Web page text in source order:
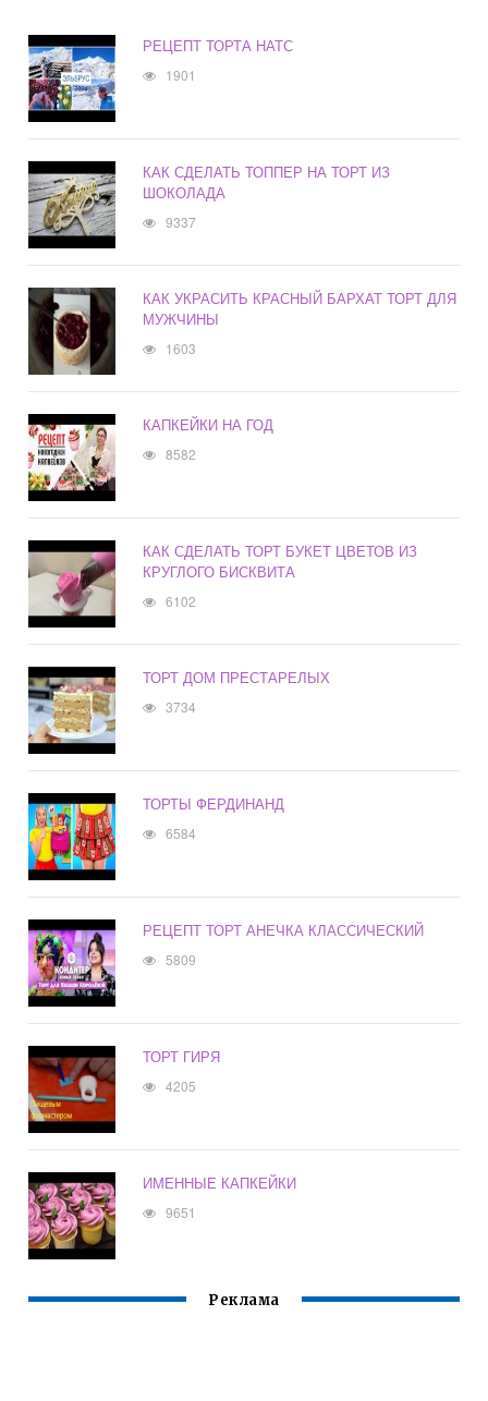
РЕЦЕПТ ТОРТА НАТС
1901
КАК СДЕЛАТЬ ТОППЕР НА ТОРТ ИЗ
ШОКОЛАДА
9337
КАК УКРАСИТЬ КРАСНЫЙ БАРХАТ ТОРТ ДЛЯ
МУЖЧИНЫ
1603
КАПКЕЙКИ НА ГОД
8582
КАК СДЕЛАТЬ ТОРТ БУКЕТ ЦВЕТОВ ИЗ
КРУГЛОГО БИСКВИТА
6102
ТОРТ ДОМ ПРЕСТАРЕЛЫХ
3734
ТОРТЫ ФЕРДИНАНД
6584
РЕЦЕПТ ТОРТ АНЕЧКА КЛАССИЧЕСКИЙ
5809
ТОРТ ГИРЯ
4205
ИМЕННЫЕ КАПКЕЙКИ
9651
Реклама